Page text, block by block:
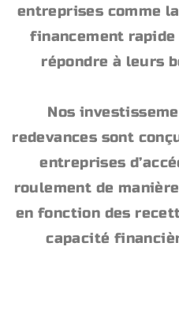
entreprises comme
financement
répondre à leurs
Nos
redevances sont
entreprises
roulement de
en fonction des
capacité